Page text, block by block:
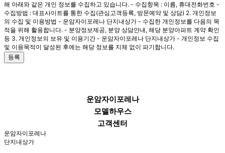
해 아래와 같은 개인 정보를 수집하고 있습니다. - 수집항목 : 이름, 휴대전화번호 -
수집방법 : 대표사이트를 통한 수집(관심고객등록, 방문예약 및 상담) 2. 개인정보
의 수집 및 이용방법 - 운암자이포레나 단지내상가 - 수집한 개인정보를 다음의 목
적을 위해 활용합니다. - 분양정보제공, 분양 상담안내, 해당 분양아파트 계약 확인
등 3. 개인정보의 보유 및 이용기간 - 운암자이포레나 단지내상가 - 개인정보 수집
및 이용목적이 달성된 후에는 해당 정보를 지체 없이 파기합니다.
등록
운암자이포레나
모델하우스
고객센터
운암자이포레나
단지내상가